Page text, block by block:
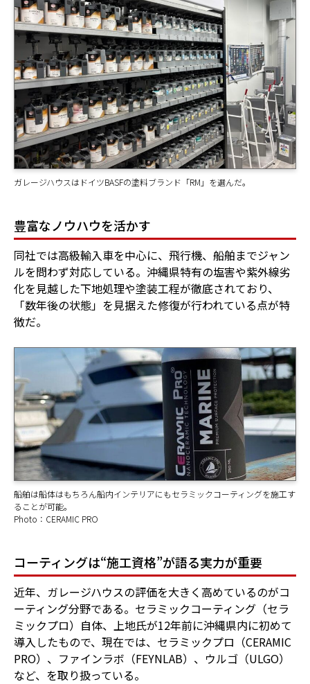
ガレージハウスはドイツBASFの塗料ブランド「RM」を選んだ。
豊富なノウハウを活かす
同社では高級輸入車を中心に、飛行機、船舶までジャン
ルを問わず対応している。沖縄県特有の塩害や紫外線劣
化を見越した下地処理や塗装工程が徹底されており、
「数年後の状態」を見据えた修復が行われている点が特
徴だ。
船舶は船体はもちろん船内インテリアにもセラミックコーティングを施工す
ることが可能。
Photo：CERAMIC PRO
コーティングは“施工資格”が語る実力が重要
近年、ガレージハウスの評価を大きく高めているのがコ
ーティング分野である。セラミックコーティング（セラ
ミックプロ）自体、上地氏が12年前に沖縄県内に初めて
導入したもので、現在では、セラミックプロ（CERAMIC
PRO）、ファインラボ（FEYNLAB）、ウルゴ（ULGO）
など、を取り扱っている。